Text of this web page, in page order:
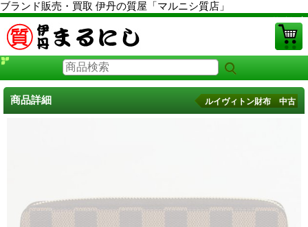
ブランド販売・買取 伊丹の質屋「マルニシ質店」
PCサイト
商品詳細 ルイヴィトン財布 中古